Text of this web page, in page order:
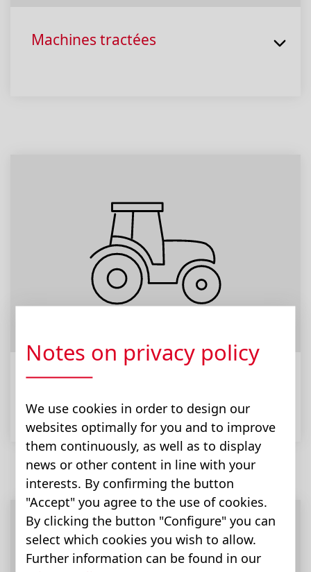
Machines tractées
Tracteurs
Notes on privacy policy
We use cookies in order to design our
websites optimally for you and to improve
them continuously, as well as to display
news or other content in line with your
interests. By confirming the button
"Accept" you agree to the use of cookies.
By clicking the button "Configure" you can
select which cookies you wish to allow.
Further information can be found in our